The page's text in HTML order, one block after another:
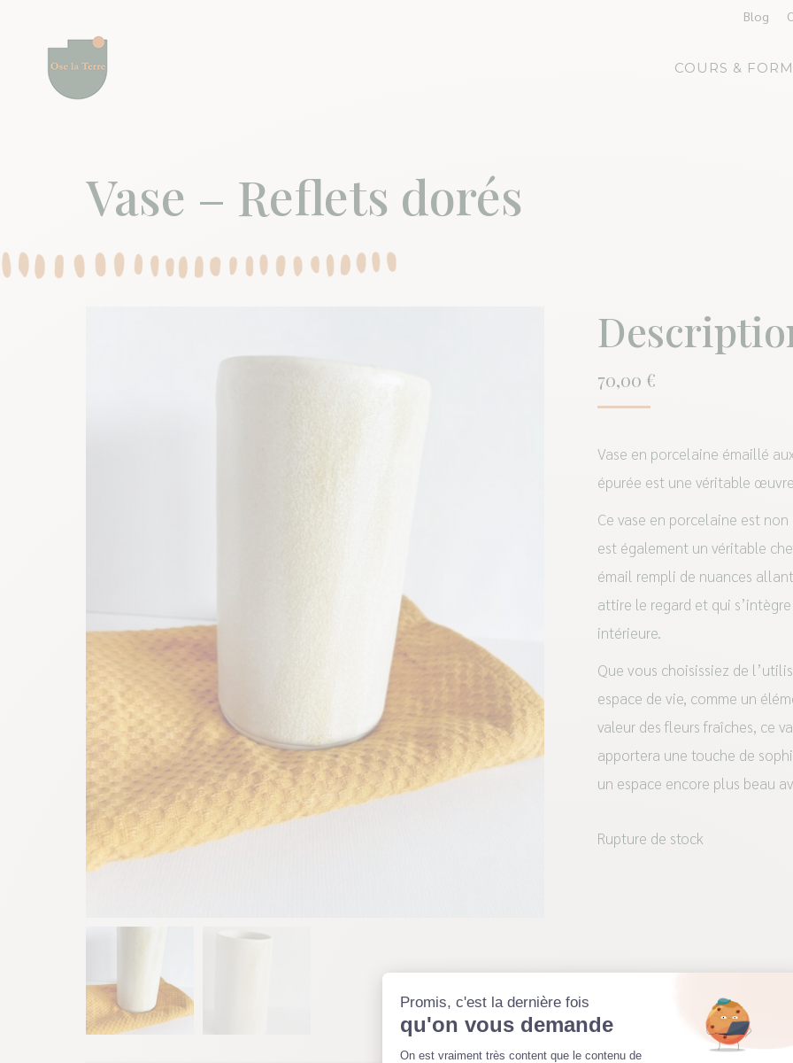
Blog
COURS &
Vase – Reflets dorés
70,00 €
Vase en porcelaine émaillé
épurée est une véritable
Ce vase en porcelaine est
est également un véritable
émail rempli de nuances
attire le regard et qui
intérieure.
Que vous choisissiez de
espace de vie, comme un
valeur des fleurs fraîches, ce
apportera une touche de
un espace encore plus beau
Rupture de stock
Promis, c'est la dernière fois
qu'on vous demande
Plateforme de Gestion du
On est vraiment très content que le contenu de